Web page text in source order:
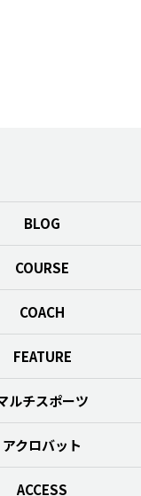
BLOG
COURSE
COACH
FEATURE
ルチスポーツ
アクロバット
ACCESS